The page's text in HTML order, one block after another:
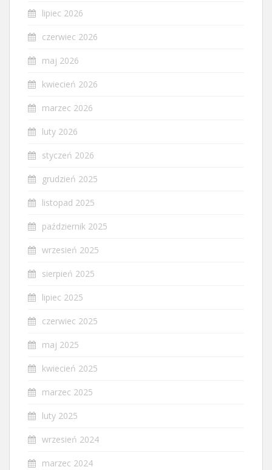
lipiec 2026
czerwiec 2026
maj 2026
kwiecień 2026
marzec 2026
luty 2026
styczeń 2026
grudzień 2025
listopad 2025
październik 2025
wrzesień 2025
sierpień 2025
lipiec 2025
czerwiec 2025
maj 2025
kwiecień 2025
marzec 2025
luty 2025
wrzesień 2024
marzec 2024